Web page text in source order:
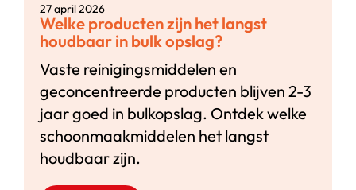
27 april 2026
Welke producten zijn het langst
houdbaar in bulk opslag?
Vaste reinigingsmiddelen en
geconcentreerde producten blijven 2-3
jaar goed in bulkopslag. Ontdek welke
schoonmaakmiddelen het langst
houdbaar zijn.